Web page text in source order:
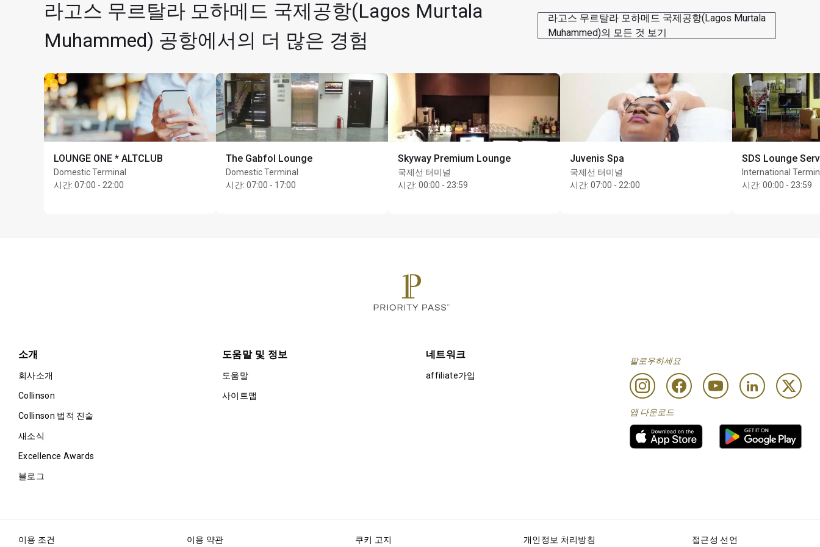
라고스 무르탈라 모하메드 국제공항(Lagos Murtala
Muhammed) 공항에서의 더 많은 경험
라고스 무르탈라 모하메드 국제공항(Lagos Murtala
Muhammed)의 모든 것 보기
LOUNGE ONE * ALTCLUB
Domestic Terminal
시간: 07:00 - 22:00
The Gabfol Lounge
Domestic Terminal
시간: 07:00 - 17:00
Skyway Premium Lounge
국제선 터미널
시간: 00:00 - 23:59
Juvenis Spa
국제선 터미널
시간: 07:00 - 22:00
SDS Lounge
International
시간: 00:00 - 23:59
소개
회사소개
Collinson
Collinson 법적 진술
새소식
Excellence Awards
블로그
도움말 및 정보
도움말
사이트맵
네트워크
affiliate가입
팔로우하세요
앱 다운로드
이용 조건 이용 약관 쿠키 고지 개인정보 처리방침 접근성 선언